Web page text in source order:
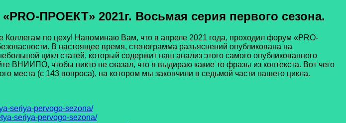
PRO-ПРОЕКТ» 2021г. Восьмая серия первого сезона.
по цеху! Напоминаю Вам, что в апреле 2021 года, проходил форум «PRO-
В настоящее время, стенограмма разъяснений опубликована на
цикл статей, который содержит наш анализ этого самого опубликованного
ВНИИПО, чтобы никто не сказал, что я выдираю какие то фразы из контекста. Вот чего
места (с 143 вопроса), на котором мы закончили в седьмой части нашего цикла.
seriya-pervogo-sezona/
seriya-pervogo-sezona/